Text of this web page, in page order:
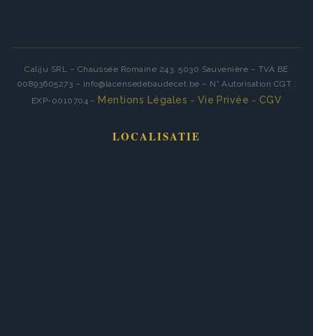
Caliju SRL – Chaussée Romaine 243, 5030 Sauvenière – TVA BE
00893605273 – info@lacensedebaudecet.be – N° Autorisation CGT :
EXP-0010704 – Mentions Légales – Vie Privée – CGV
LOCALISATIE